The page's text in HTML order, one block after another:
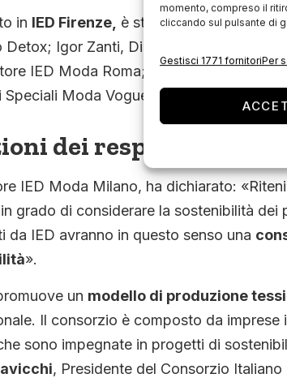
momento, compreso il
cliccando sul pulsante di
Gestisci 1771 fornitoriPer
in IED Firenze, è stato presieduto da
Detox; Igor Zanti, Direttore IED Firenze;
IED Moda Roma; Giovanni Ottonello,
Moda Vogue Italia e
dei responsabili
IED Moda Milano, ha dichiarato:
in grado di considerare la sostenibilità dei
da IED avranno in questo senso una
».
un modello di produzione
Il consorzio è composto da imprese
sono impegnate in progetti di
, Presidente del Consorzio